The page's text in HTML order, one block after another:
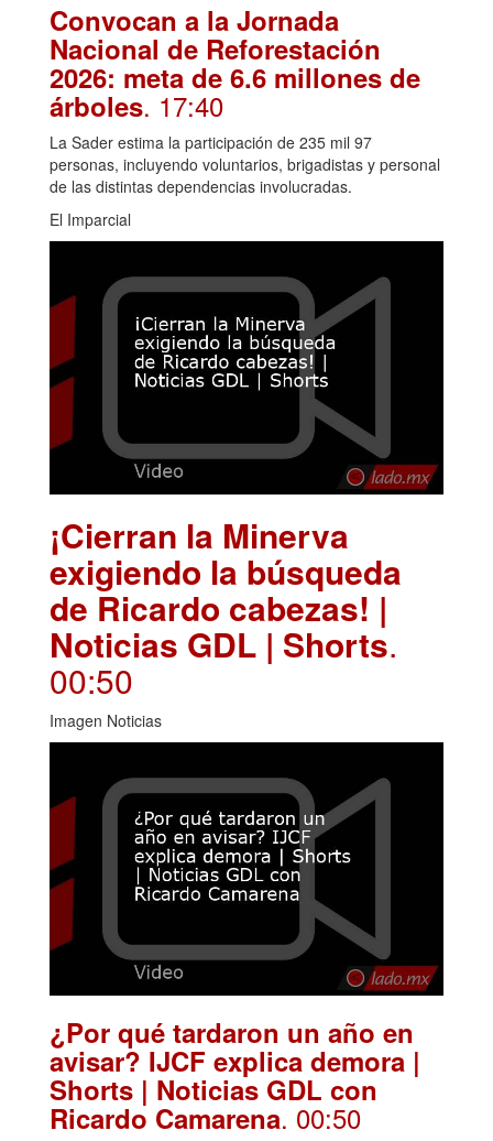
Convocan a la Jornada
Nacional de Reforestación
2026: meta de 6.6 millones de
árboles. 17:40
La Sader estima la participación de 235 mil 97
personas, incluyendo voluntarios, brigadistas y personal
de las distintas dependencias involucradas.
El Imparcial
¡Cierran la Minerva
exigiendo la búsqueda
de Ricardo cabezas! |
Noticias GDL | Shorts.
00:50
Imagen Noticias
¿Por qué tardaron un año en
avisar? IJCF explica demora |
Shorts | Noticias GDL con
Ricardo Camarena. 00:50